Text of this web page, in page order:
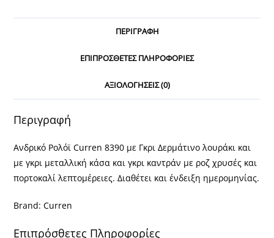
ΠΕΡΙΓΡΑΦΉ
ΕΠΙΠΡΌΣΘΕΤΕΣ ΠΛΗΡΟΦΟΡΊΕΣ
ΑΞΙΟΛΟΓΉΣΕΙΣ (0)
Περιγραφή
Ανδρικό Ρολόϊ Curren 8390 με Γκρι Δερμάτινο λουράκι και
με γκρι μεταλλική κάσα και γκρι καντράν με ροζ χρυσές και
πορτοκαλί λεπτομέρειες. Διαθέτει και ένδειξη ημερομηνίας.
Brand: Curren
Επιπρόσθετες Πληροφορίες